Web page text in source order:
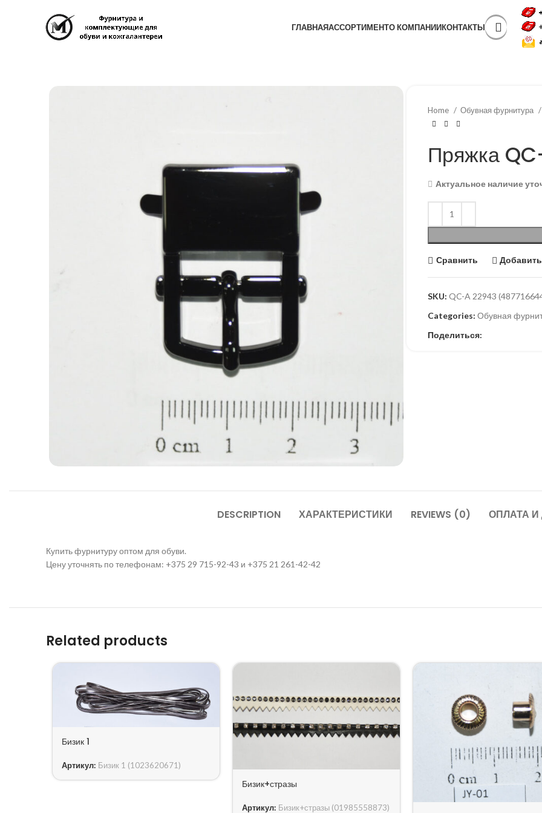
ГЛАВНАЯАССОРТИМЕНТО КОМПАНИИКОНТАКТЫ
Home Обувная фурнитура
Пряжка
Актуальное наличие
Сравнить Добавить
SKU: QC-A 22943
Categories: Обувная
Поделиться:
DESCRIPTION ХАРАКТЕРИСТИКИ REVIEWS (0) ОПЛАТА
Купить фурнитуру оптом для обуви.
Цену уточнять по телефонам: +375 29 715-92-43 и +375 21 261-42-42
Related products
Бизик 1
Артикул: Бизик 1 (1023620671)
Бизик+стразы
Артикул: Бизик+стразы (01985558873)